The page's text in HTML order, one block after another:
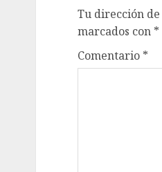
Tu dirección
marcados con *
Comentario *